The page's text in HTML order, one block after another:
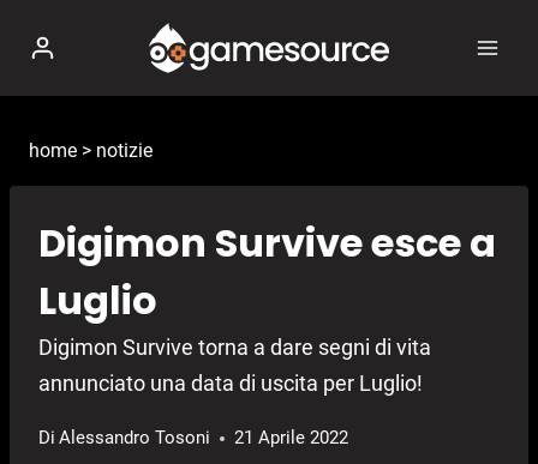
contenuto
home > notizie
Digimon Survive esce a
Luglio
Digimon Survive torna a dare segni di vita
annunciato una data di uscita per Luglio!
Di Alessandro Tosoni 21 Aprile 2022